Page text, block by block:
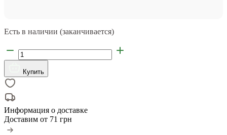
Есть в наличии (заканчивается)
Купить
Информация о доставке
Доставим от 71 грн